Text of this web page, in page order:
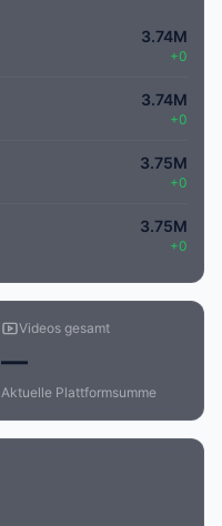
3.74M
+0
3.74M
+0
3.75M
+0
3.75M
+0
Videos gesamt
—
Aktuelle Plattformsumme